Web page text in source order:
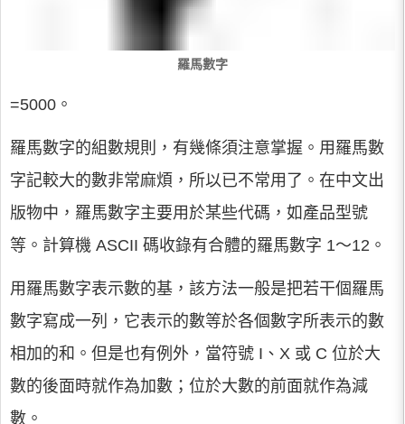
羅馬數字
=5000。
羅馬數字的組數規則，有幾條須注意掌握。用羅馬數
字記較大的數非常麻煩，所以已不常用了。在中文出
版物中，羅馬數字主要用於某些代碼，如產品型號
等。計算機 ASCII 碼收錄有合體的羅馬數字 1～12。
用羅馬數字表示數的基，該方法一般是把若干個羅馬
數字寫成一列，它表示的數等於各個數字所表示的數
相加的和。但是也有例外，當符號 I、X 或 C 位於大
數的後面時就作為加數；位於大數的前面就作為減
數。